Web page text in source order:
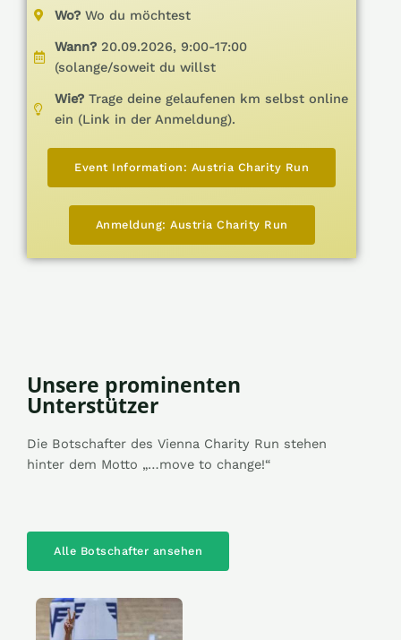
Wo?Wo du möchtest
Wann?20.09.2026, 9:00-17:00
(solange/soweit du willst
Wie? Trage deine gelaufenen km selbst online
ein (Link in der Anmeldung).
Event Information: Austria Charity Run
Anmeldung: Austria Charity Run
Unsere prominenten
Unterstützer
Die Botschafter des Vienna Charity Run stehen
hinter dem Motto „…move to change!“
Alle Botschafter ansehen